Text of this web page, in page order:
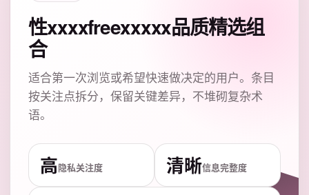
性xxxxfreexxxxx品质精选组
合
适合第一次浏览或希望快速做决定的用户。条目
按关注点拆分，保留关键差异，不堆砌复杂术
语。
高隐私关注度 清晰信息完整度